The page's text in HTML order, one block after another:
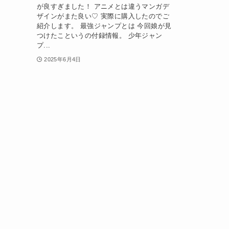
が良すぎました！ アニメとは違うマンガデ
ザインがまた良い♡ 実際に購入したのでご
紹介します。 最強ジャンプとは 今回娘が見
つけたこというの付録情報。 少年ジャン
プ...
2025年6月4日